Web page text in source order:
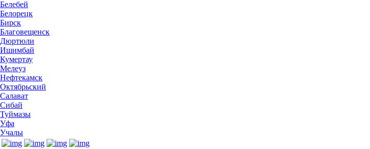
Белебей
Белорецк
Бирск
Благовещенск
Дюртюли
Ишимбай
Кумертау
Мелеуз
Нефтекамск
Октябрьский
Салават
Сибай
Туймазы
Уфа
Учалы